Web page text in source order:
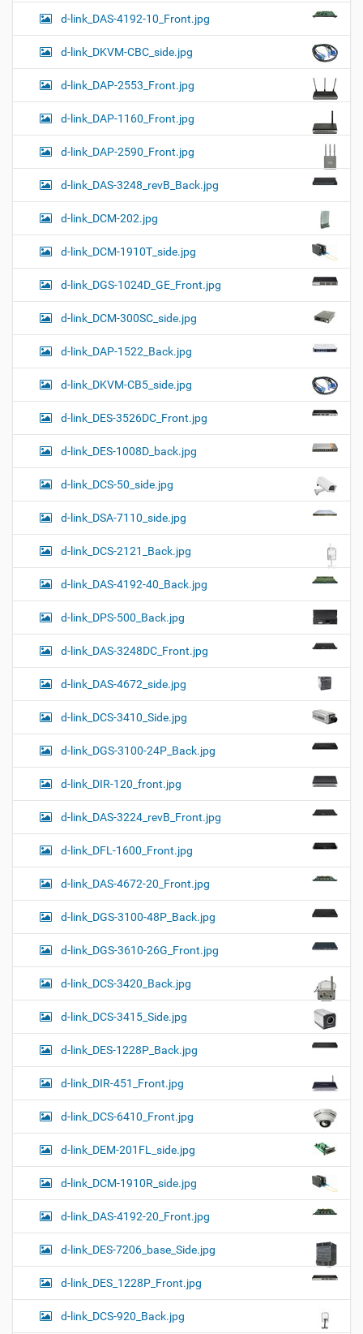
d-link_DAS-4192-10_Front.jpg
d-link_DKVM-CBC_side.jpg
d-link_DAP-2553_Front.jpg
d-link_DAP-1160_Front.jpg
d-link_DAP-2590_Front.jpg
d-link_DAS-3248_revB_Back.jpg
d-link_DCM-202.jpg
d-link_DCM-1910T_side.jpg
d-link_DGS-1024D_GE_Front.jpg
d-link_DCM-300SC_side.jpg
d-link_DAP-1522_Back.jpg
d-link_DKVM-CB5_side.jpg
d-link_DES-3526DC_Front.jpg
d-link_DES-1008D_back.jpg
d-link_DCS-50_side.jpg
d-link_DSA-7110_side.jpg
d-link_DCS-2121_Back.jpg
d-link_DAS-4192-40_Back.jpg
d-link_DPS-500_Back.jpg
d-link_DAS-3248DC_Front.jpg
d-link_DAS-4672_side.jpg
d-link_DCS-3410_Side.jpg
d-link_DGS-3100-24P_Back.jpg
d-link_DIR-120_front.jpg
d-link_DAS-3224_revB_Front.jpg
d-link_DFL-1600_Front.jpg
d-link_DAS-4672-20_Front.jpg
d-link_DGS-3100-48P_Back.jpg
d-link_DGS-3610-26G_Front.jpg
d-link_DCS-3420_Back.jpg
d-link_DCS-3415_Side.jpg
d-link_DES-1228P_Back.jpg
d-link_DIR-451_Front.jpg
d-link_DCS-6410_Front.jpg
d-link_DEM-201FL_side.jpg
d-link_DCM-1910R_side.jpg
d-link_DAS-4192-20_Front.jpg
d-link_DES-7206_base_Side.jpg
d-link_DES_1228P_Front.jpg
d-link_DCS-920_Back.jpg